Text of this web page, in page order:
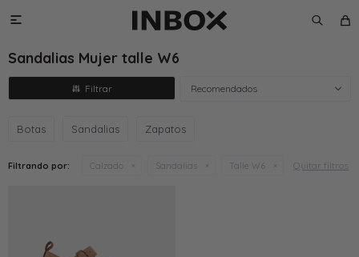

Sandalias Mujer talle W6
Recomendados
Botas Sandalias Zapatos
Filtrando por: Calzado Sandalias Talle W6 Quitar filtros